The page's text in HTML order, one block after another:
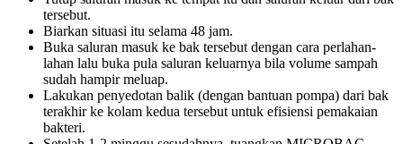
tersebut.
Biarkan situasi itu selama 48 jam.
Buka saluran masuk ke bak tersebut dengan cara perlahan-
lahan lalu buka pula saluran keluarnya bila volume sampah
sudah hampir meluap.
Lakukan penyedotan balik (dengan bantuan pompa) dari bak
terakhir ke kolam kedua tersebut untuk efisiensi pemakaian
bakteri.